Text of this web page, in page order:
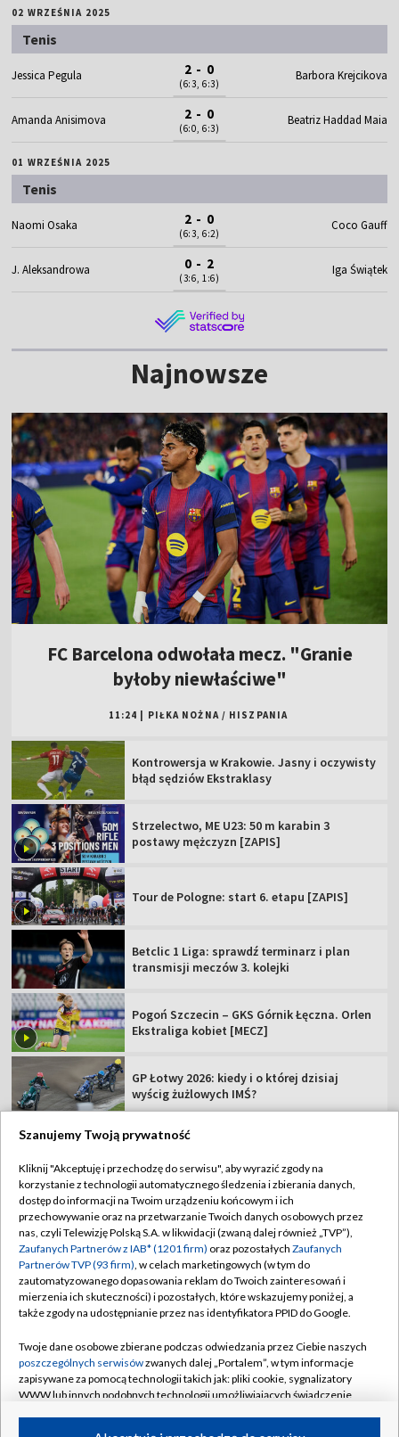
02 WRZEŚNIA 2025
Tenis
Jessica Pegula 2 - 0
(6:3, 6:3)
Barbora Krejcikova
Amanda Anisimova 2 - 0
(6:0, 6:3)
Beatriz Haddad Maia
01 WRZEŚNIA 2025
Tenis
Naomi Osaka 2 - 0
(6:3, 6:2)
Coco Gauff
J. Aleksandrowa 0 - 2
(3:6, 1:6)
Iga Świątek
Najnowsze
FC Barcelona odwołała mecz. "Granie
byłoby niewłaściwe"
11:24 PIŁKA NOŻNA / HISZPANIA
Kontrowersja w Krakowie. Jasny i oczywisty
błąd sędziów Ekstraklasy
Strzelectwo, ME U23: 50 m karabin 3
postawy mężczyzn [ZAPIS]
Tour de Pologne: start 6. etapu [ZAPIS]
Betclic 1 Liga: sprawdź terminarz i plan
transmisji meczów 3. kolejki
Pogoń Szczecin – GKS Górnik Łęczna. Orlen
Ekstraliga kobiet [MECZ]
GP Łotwy 2026: kiedy i o której dzisiaj
wyścig żużlowych IMŚ?
TVP
Abonament TVP
Sklep TVP
Biuro Reklamy
Oferta Handlowa
Emisja w TVP
Rada Programowa
Ogłoszenia przetargowe
Regulamin TVP
Polityka prywatności
Moje zgody
Biuro reklamy
Kanały
©2026 Telewizja Polska Spółka Akcyjna w likwidacji
Szanujemy Twoją prywatność
Kliknij "Akceptuję i przechodzę do serwisu", aby wyrazić zgody na
korzystanie z technologii automatycznego śledzenia i zbierania danych,
dostęp do informacji na Twoim urządzeniu końcowym i ich
przechowywanie oraz na przetwarzanie Twoich danych osobowych przez
nas, czyli Telewizję Polską S.A. w likwidacji (zwaną dalej również „TVP”),
Zaufanych Partnerów z IAB* (1201 firm) oraz pozostałych Zaufanych
Partnerów TVP (93 firm), w celach marketingowych (w tym do
zautomatyzowanego dopasowania reklam do Twoich zainteresowań i
mierzenia ich skuteczności) i pozostałych, które wskazujemy poniżej, a
także zgody na udostępnianie przez nas identyfikatora PPID do Google.
Twoje dane osobowe zbierane podczas odwiedzania przez Ciebie naszych
poszczególnych serwisówzwanych dalej „Portalem”, w tym informacje
zapisywane za pomocą technologii takich jak: pliki cookie, sygnalizatory
WWW lub innych podobnych technologii umożliwiających świadczenie